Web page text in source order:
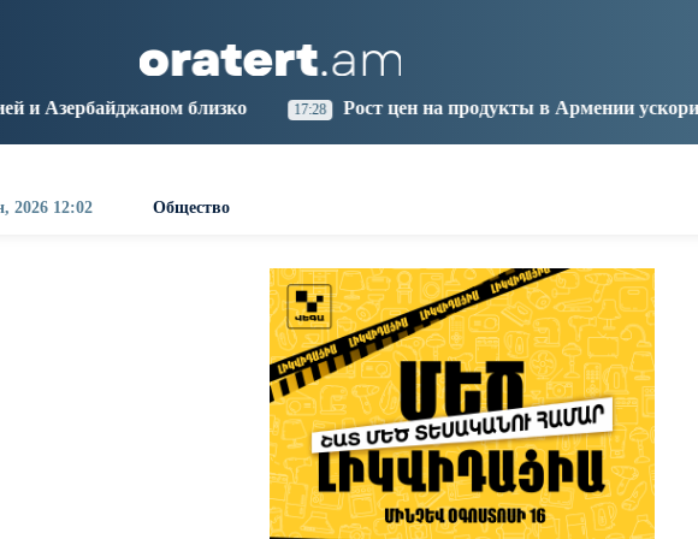
Los Angeles
16:35
Beijing
07:35
близко 17:28 Рост цен на продукты в Армении ускорился до 8,6%: ЕАБР
2026 12:02 Общество